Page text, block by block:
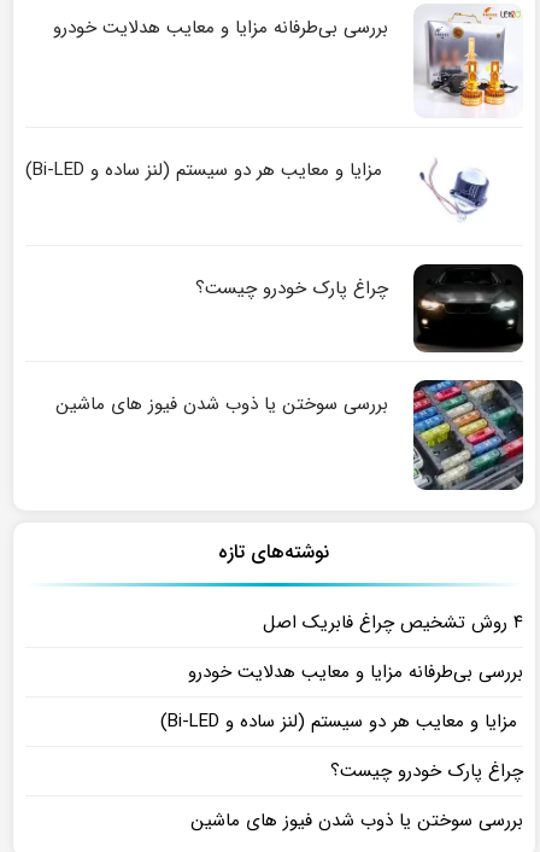
بررسی بی‌طرفانه مزایا و معایب هدلایت خودرو
مزایا و معایب هر دو سیستم (لنز ساده و Bi-LED)
چراغ پارک خودرو چیست؟
بررسی سوختن یا ذوب شدن فیوز های ماشین
نوشته‌های تازه
۴ روش تشخیص چراغ فابریک اصل
بررسی بی‌طرفانه مزایا و معایب هدلایت خودرو
مزایا و معایب هر دو سیستم (لنز ساده و Bi-LED)
چراغ پارک خودرو چیست؟
بررسی سوختن یا ذوب شدن فیوز های ماشین